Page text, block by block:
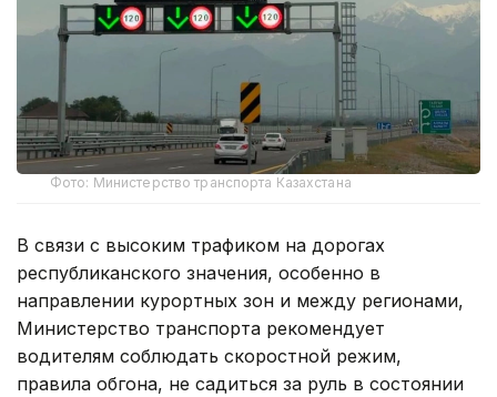
Фото: Министерство транспорта Казахстана
В связи с высоким трафиком на дорогах
республиканского значения, особенно в
направлении курортных зон и между регионами,
Министерство транспорта рекомендует
водителям соблюдать скоростной режим,
правила обгона, не садиться за руль в состоянии